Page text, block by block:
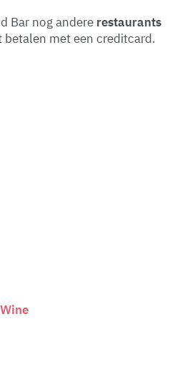
Bar nog andere restaurants
betalen met een creditcard.